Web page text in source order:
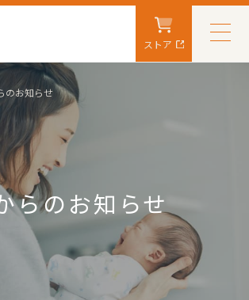
ストア
のお知らせ
らのお知らせ